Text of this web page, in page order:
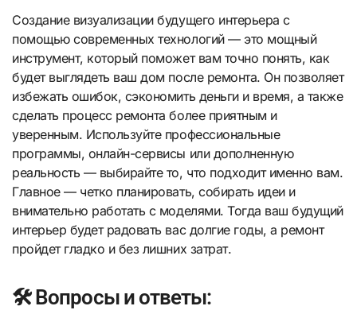
Создание визуализации будущего интерьера с
помощью современных технологий — это мощный
инструмент, который поможет вам точно понять, как
будет выглядеть ваш дом после ремонта. Он позволяет
избежать ошибок, сэкономить деньги и время, а также
сделать процесс ремонта более приятным и
уверенным. Используйте профессиональные
программы, онлайн-сервисы или дополненную
реальность — выбирайте то, что подходит именно вам.
Главное — четко планировать, собирать идеи и
внимательно работать с моделями. Тогда ваш будущий
интерьер будет радовать вас долгие годы, а ремонт
пройдет гладко и без лишних затрат.
🛠️ Вопросы и ответы: